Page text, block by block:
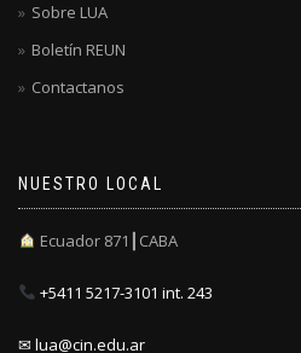
Sobre LUA
Boletín REUN
Contactanos
NUESTRO LOCAL
Ecuador 871┃CABA
+5411 5217-3101 int. 243
✉ lua@cin.edu.ar